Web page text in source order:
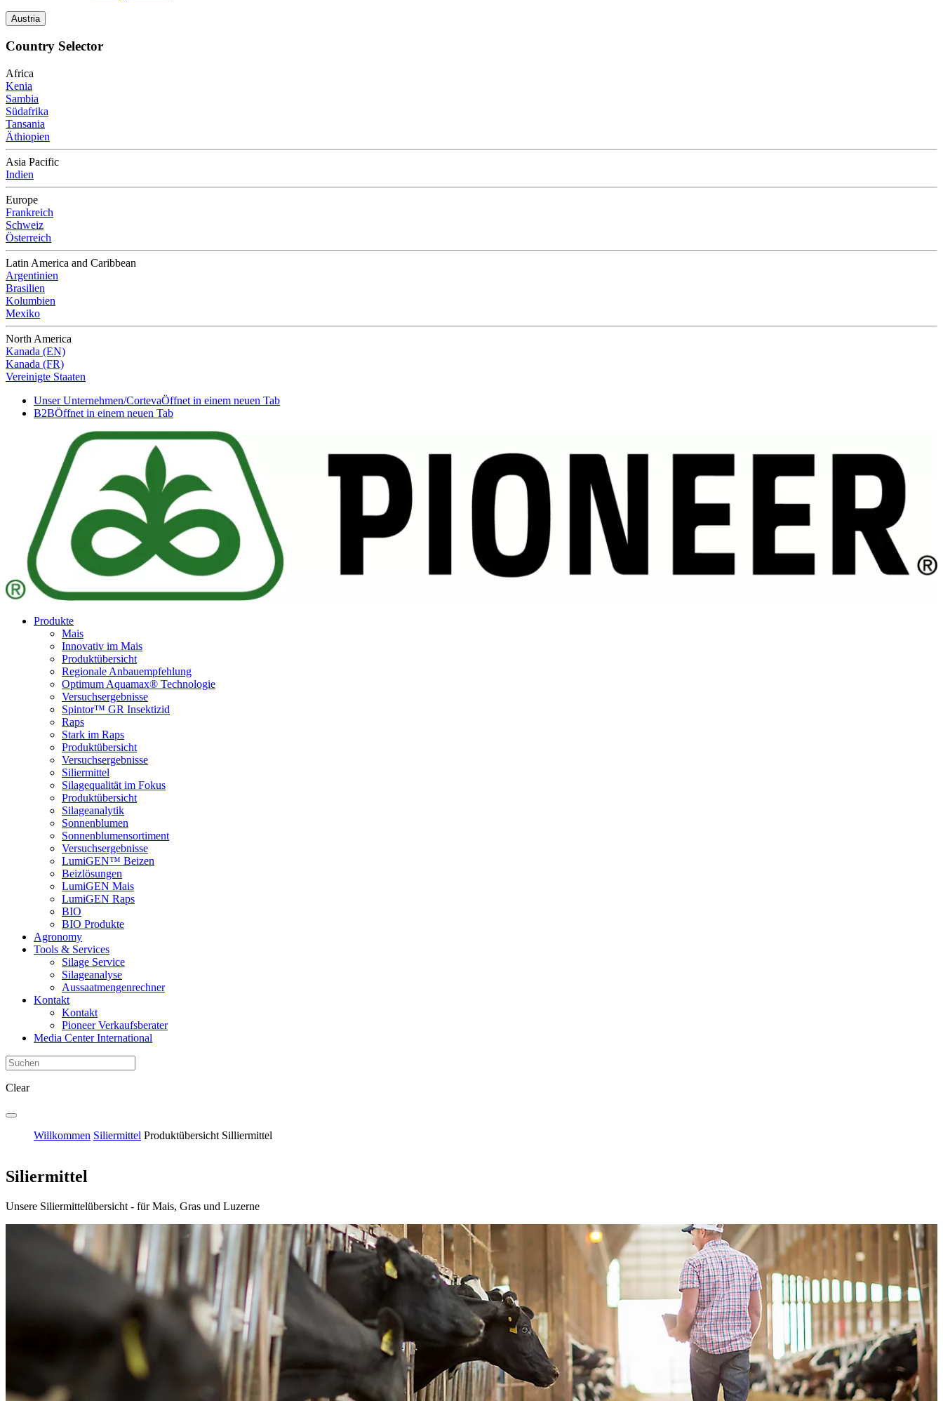
Austria
Country Selector
Africa
Kenia
Sambia
Südafrika
Tansania
Äthiopien
Asia Pacific
Indien
Europe
Frankreich
Schweiz
Österreich
Latin America and Caribbean
Argentinien
Brasilien
Kolumbien
Mexiko
North America
Kanada (EN)
Kanada (FR)
Vereinigte Staaten
Unser Unternehmen/CortevaÖffnet in einem neuen Tab
B2BÖffnet in einem neuen Tab
Produkte
Mais
Innovativ im Mais
Produktübersicht
Regionale Anbauempfehlung
Optimum Aquamax® Technologie
Versuchsergebnisse
Spintor™ GR Insektizid
Raps
Stark im Raps
Produktübersicht
Versuchsergebnisse
Siliermittel
Silagequalität im Fokus
Produktübersicht
Silageanalytik
Sonnenblumen
Sonnenblumensortiment
Versuchsergebnisse
LumiGEN™ Beizen
Beizlösungen
LumiGEN Mais
LumiGEN Raps
BIO
BIO Produkte
Agronomy
Tools & Services
Silage Service
Silageanalyse
Aussaatmengenrechner
Kontakt
Kontakt
Pioneer Verkaufsberater
Media Center International
Clear
Willkommen Siliermittel Produktübersicht Silliermittel
Siliermittel
Unsere Siliermittelübersicht - für Mais, Gras und Luzerne